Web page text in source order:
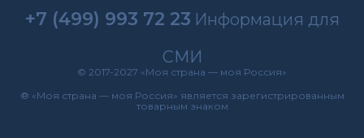
+7 (499) 993 72 23 Информация для
СМИ
© 2017-2027 «Моя страна — моя Россия»
® «Моя страна — моя Россия» является зарегистрированным
товарным знаком